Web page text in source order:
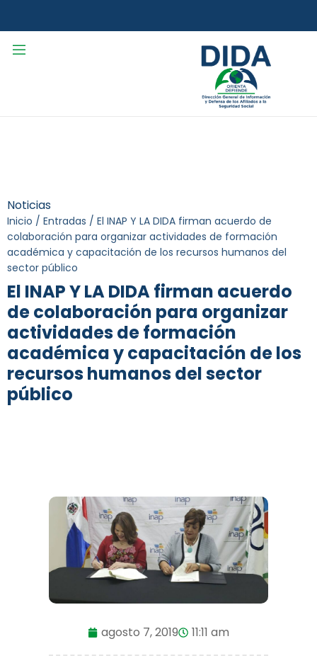
Noticias
Inicio / Entradas / El INAP Y LA DIDA firman acuerdo de
colaboración para organizar actividades de formación
académica y capacitación de los recursos humanos del
sector público
El INAP Y LA DIDA firman acuerdo
de colaboración para organizar
actividades de formación
académica y capacitación de los
recursos humanos del sector
público
agosto 7, 2019 11:11 am